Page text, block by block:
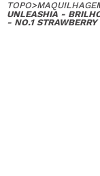
TOPO>
UNLEASHIA -
- NO.1